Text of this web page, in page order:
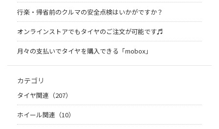
行楽・帰省前のクルマの安全点検はいかがですか？
オンラインストアでもタイヤのご注文が可能です♬
月々の支払いでタイヤを購入できる「mobox」
カテゴリ
タイヤ関連（207）
ホイール関連（10）